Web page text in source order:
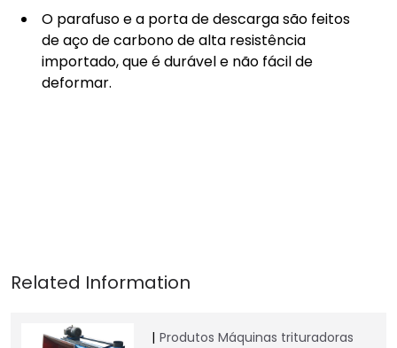
O parafuso e a porta de descarga são feitos
de aço de carbono de alta resistência
importado, que é durável e não fácil de
deformar.
Produtos Máquinas trituradoras